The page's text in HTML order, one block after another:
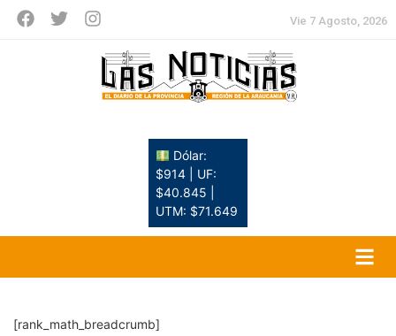
Vie 7 Agosto, 2026
Dólar:
$914 | UF:
$40.845 |
UTM: $71.649
[rank_math_breadcrumb]